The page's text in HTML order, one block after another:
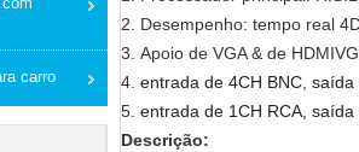
carro
2. Desempenho: tempo real
3. Apoio de VGA & de
4. entrada de 4CH BNC,
5. entrada de 1CH RCA,
Descrição: